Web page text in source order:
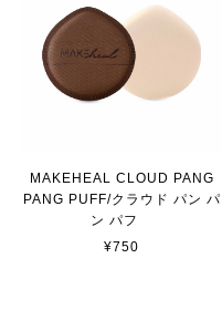
MAKEHEAL CLOUD PANG
PANG PUFF/クラウド パン パ
ン パフ
¥750